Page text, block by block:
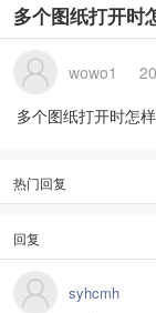
多个图纸打开时
wowo1
多个图纸打开时怎
热门回复
回复
syhcmh